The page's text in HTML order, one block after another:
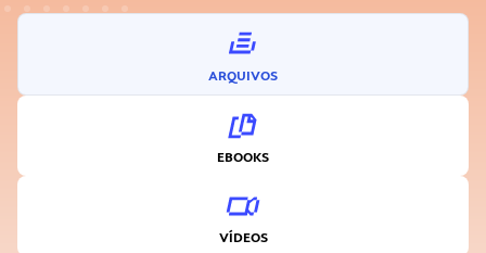
ARQUIVOS
EBOOKS
VÍDEOS